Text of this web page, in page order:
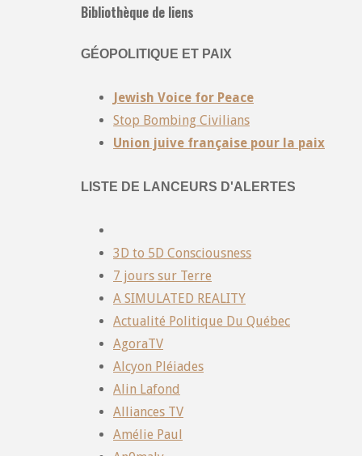
Bibliothèque de liens
GÉOPOLITIQUE ET PAIX
Jewish Voice for Peace
Stop Bombing Civilians
Union juive française pour la paix
LISTE DE LANCEURS D'ALERTES
3D to 5D Consciousness
7 jours sur Terre
A SIMULATED REALITY
Actualité Politique Du Québec
AgoraTV
Alcyon Pléiades
Alin Lafond
Alliances TV
Amélie Paul